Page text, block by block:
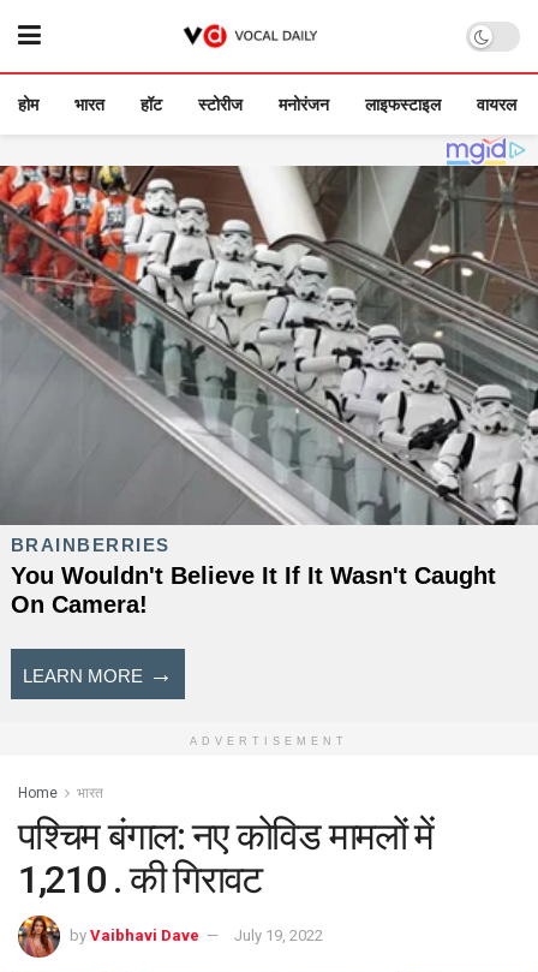
होम भारत हॉट स्टोरीज मनोरंजन लाइफस्टाइल वायरल
ADVERTISEMENT
Home भारत
पश्चिम बंगाल: नए कोविड मामलों में
1,210 . की गिरावट
by Vaibhavi Dave July 19, 2022